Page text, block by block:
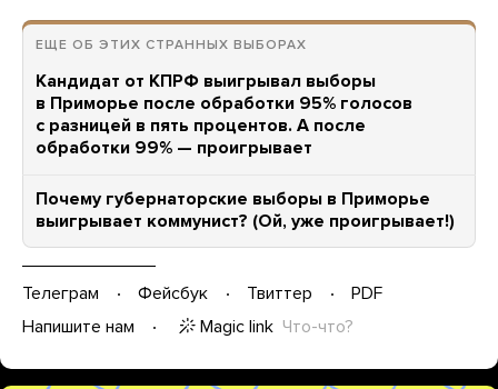
ЕЩЕ ОБ ЭТИХ СТРАННЫХ ВЫБОРАХ
Кандидат от КПРФ выигрывал выборы
в Приморье после обработки 95% голосов
с разницей в пять процентов. А после
обработки 99% — проигрывает
Почему губернаторские выборы в Приморье
выигрывает коммунист? (Ой, уже проигрывает!)
Телеграм Фейсбук Твиттер
PDF
Напишите нам
Magic link Что-что?